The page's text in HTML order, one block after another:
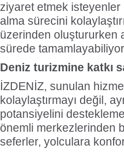
ziyaret etmek isteyenler
alma sürecini
üzerinden oluştururken
sürede
Deniz turizmine katkı
İZDENİZ, sunulan
kolaylaştırmayı değil,
potansiyelini
önemli merkezlerinden
seferler, yolculara